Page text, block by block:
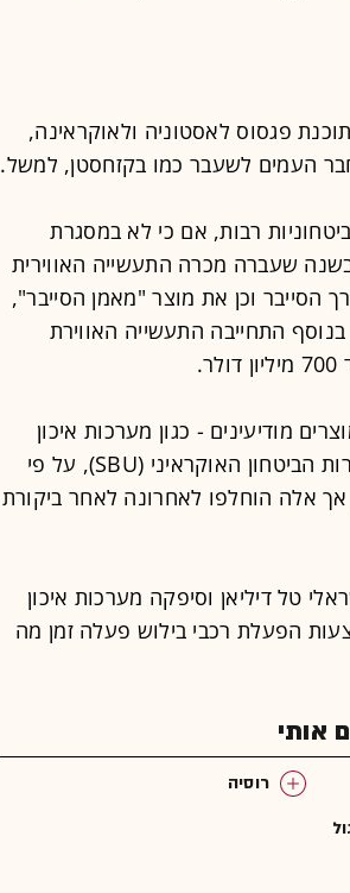
פגסוס לאסטוניה ולאוקראינה,
העמים לשעבר כמו בקזחסטן, למשל.
רבות, אם כי לא במסגרת
שעברה מכרה התעשייה האווירית
הסייבר וכן את מוצר "מאמן הסייבר",
התחייבה התעשייה האווירת
מודיעינים - כגון מערכות איכון
ופלטפורמות מודיעין בקוד פתוח (Osint) לשירות הביטחון האוקראיני (SBU), על פי
אך אלה הוחלפו לאחרונה לאחר ביקורת
טל דיליאן וסיפקה מערכות איכון
הפעלת רכבי בילוש פעלה זמן מה
אותי
רוסיה